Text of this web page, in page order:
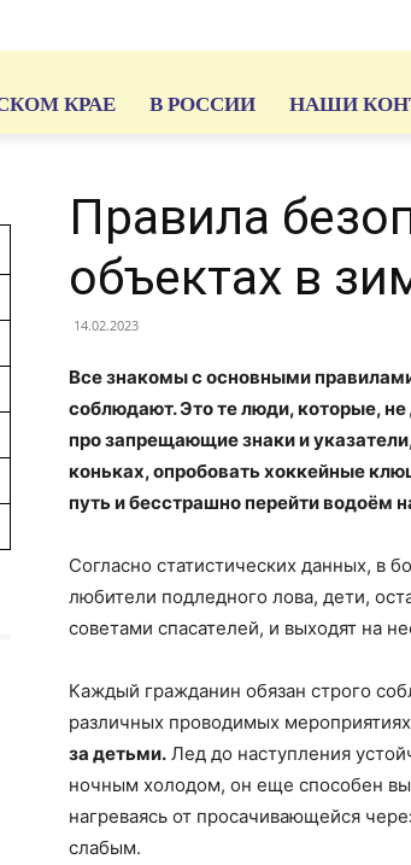
КРАЕ В РОССИИ НАШИ
Правила
объектах в
14.02.2023
Все знакомы с основными
соблюдают. Это те люди, которые,
про запрещающие знаки и
коньках, опробовать хоккейные
путь и бесстрашно перейти водоём
Согласно статистических данных, в
любители подледного лова, дети,
советами спасателей, и выходят на
Каждый гражданин обязан строго
различных проводимых
за детьми. Лед до наступления
ночным холодом, он еще способен
нагреваясь от просачивающейся
слабым.